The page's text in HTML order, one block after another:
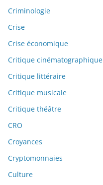
Criminologie
Crise
Crise économique
Critique cinématographique
Critique littéraire
Critique musicale
Critique théâtre
CRO
Croyances
Cryptomonnaies
Culture